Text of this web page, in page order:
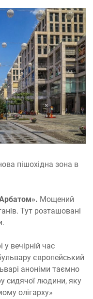
пішохідна зона в
Мощений
Тут розташовані
у вечірній час
європейський
аноніми таємно
сидячої людини, яку
олігарху»